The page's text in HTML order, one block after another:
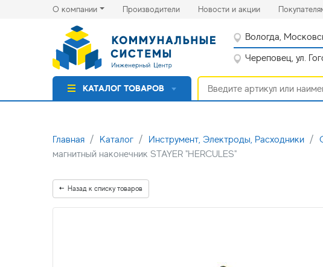
О компании Производители(current)Новости и акции(current)
Вологда,
Череповец, ул.
КАТАЛОГ ТОВАРОВ
Главная Каталог Инструмент, Электроды, Расходники
магнитный наконечник STAYER "HERCULES"
Назад к списку товаров